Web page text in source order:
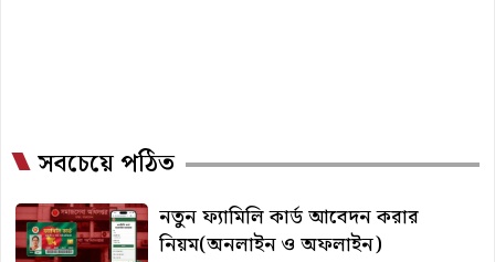
সবচেয়ে পঠিত
নতুন ফ্যামিলি কার্ড আবেদন করার
নিয়ম(অনলাইন ও অফলাইন)